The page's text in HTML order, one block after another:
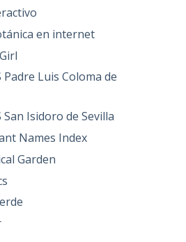
en internet
Luis Coloma de
Isidoro de Sevilla
Names Index
Garden